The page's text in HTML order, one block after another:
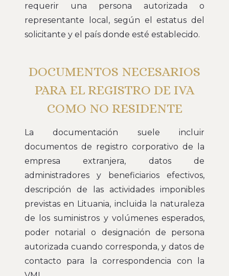
requerir una persona autorizada o
representante local, según el estatus del
solicitante y el país donde esté establecido.
DOCUMENTOS NECESARIOS
PARA EL REGISTRO DE IVA
COMO NO RESIDENTE
La documentación suele incluir
documentos de registro corporativo de la
empresa extranjera, datos de
administradores y beneficiarios efectivos,
descripción de las actividades imponibles
previstas en Lituania, incluida la naturaleza
de los suministros y volúmenes esperados,
poder notarial o designación de persona
autorizada cuando corresponda, y datos de
contacto para la correspondencia con la